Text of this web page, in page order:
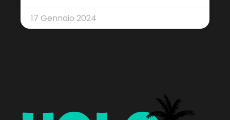
17 Gennaio 2024